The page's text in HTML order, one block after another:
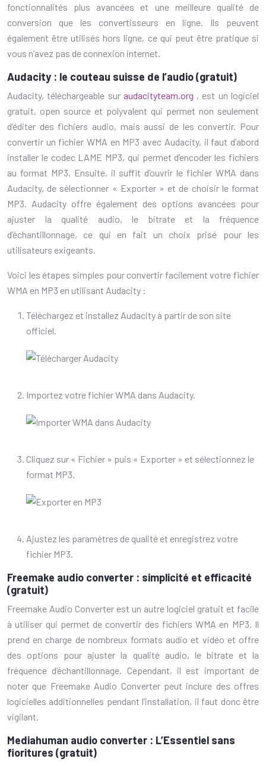
fonctionnalités plus avancées et une meilleure qualité de
conversion que les convertisseurs en ligne. Ils peuvent
également être utilisés hors ligne, ce qui peut être pratique si
vous n’avez pas de connexion internet.
Audacity : le couteau suisse de l’audio (gratuit)
Audacity, téléchargeable sur audacityteam.org , est un logiciel
gratuit, open source et polyvalent qui permet non seulement
d’éditer des fichiers audio, mais aussi de les convertir. Pour
convertir un fichier WMA en MP3 avec Audacity, il faut d’abord
installer le codec LAME MP3, qui permet d’encoder les fichiers
au format MP3. Ensuite, il suffit d’ouvrir le fichier WMA dans
Audacity, de sélectionner « Exporter » et de choisir le format
MP3. Audacity offre également des options avancées pour
ajuster la qualité audio, le bitrate et la fréquence
d’échantillonnage, ce qui en fait un choix prisé pour les
utilisateurs exigeants.
Voici les étapes simples pour convertir facilement votre fichier
WMA en MP3 en utilisant Audacity :
Téléchargez et installez Audacity à partir de son site
officiel.
Importez votre fichier WMA dans Audacity.
Cliquez sur « Fichier » puis « Exporter » et sélectionnez le
format MP3.
Ajustez les paramètres de qualité et enregistrez votre
fichier MP3.
Freemake audio converter : simplicité et efficacité
(gratuit)
Freemake Audio Converter est un autre logiciel gratuit et facile
à utiliser qui permet de convertir des fichiers WMA en MP3. Il
prend en charge de nombreux formats audio et vidéo et offre
des options pour ajuster la qualité audio, le bitrate et la
fréquence d’échantillonnage. Cependant, il est important de
noter que Freemake Audio Converter peut inclure des offres
logicielles additionnelles pendant l’installation, il faut donc être
vigilant.
Mediahuman audio converter : L’Essentiel sans
fioritures (gratuit)